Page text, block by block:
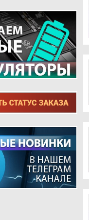
ТЕЛЕФОНОВ